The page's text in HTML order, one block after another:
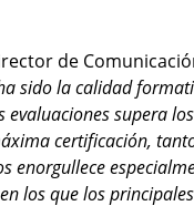
de
sido la calidad
evaluaciones supera
certificación,
enorgullece
los que los